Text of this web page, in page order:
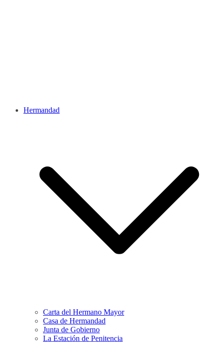
Hermandad
Carta del Hermano Mayor
Casa de Hermandad
Junta de Gobierno
La Estación de Penitencia